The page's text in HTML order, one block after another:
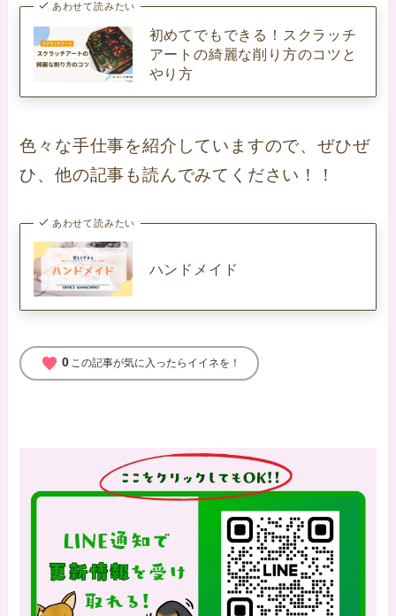
あわせて読みたい
初めてでもできる！スクラッチ
アートの綺麗な削り方のコツと
やり方
色々な手仕事を紹介していますので、ぜひぜ
ひ、他の記事も読んでみてください！！
あわせて読みたい
ハンドメイド
favorite 0 この記事が気に入ったらイイネを！